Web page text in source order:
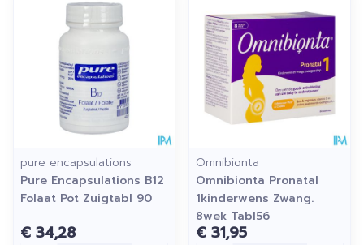
pure encapsulations
Pure Encapsulations B12
Folaat Pot Zuigtabl 90
€ 34,28
Omnibionta
Omnibionta Pronatal
1kinderwens Zwang.
8wek Tabl56
€ 31,95